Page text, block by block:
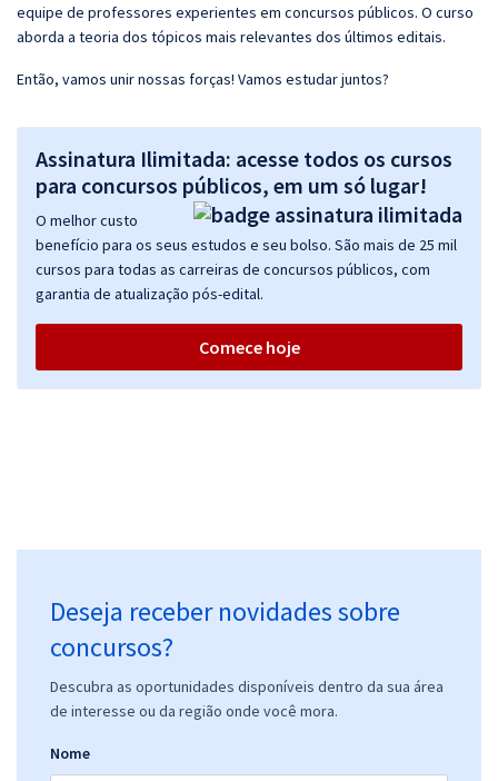
equipe de professores experientes em concursos públicos. O curso
aborda a teoria dos tópicos mais relevantes dos últimos editais.
Então, vamos unir nossas forças! Vamos estudar juntos?
Assinatura Ilimitada: acesse todos os cursos
para concursos públicos, em um só lugar!
O melhor custo
benefício para os seus estudos e seu bolso. São mais de 25 mil
cursos para todas as carreiras de concursos públicos, com
garantia de atualização pós-edital.
Comece hoje
Deseja receber novidades sobre
concursos?
Descubra as oportunidades disponíveis dentro da sua área
de interesse ou da região onde você mora.
Nome